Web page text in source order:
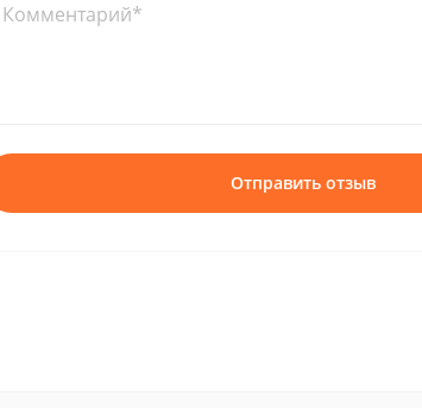
Комментарий*
Отправить отзыв